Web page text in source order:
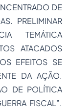
DE
PRELIMINAR
TEMÁTICA
ATACADOS
EFEITOS SE
DA AÇÃO.
DE POLÍTICA
FISCAL”.